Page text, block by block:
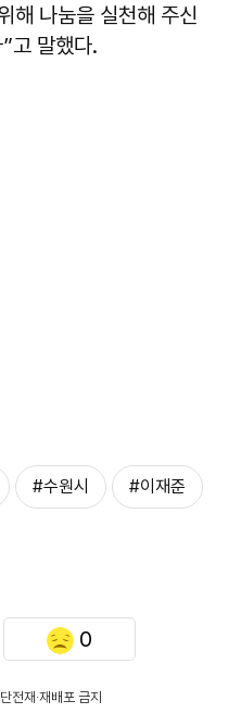
해 나눔을 실천해 주신
고 말했다.
#수원시 #이재준
0
전재·재배포 금지